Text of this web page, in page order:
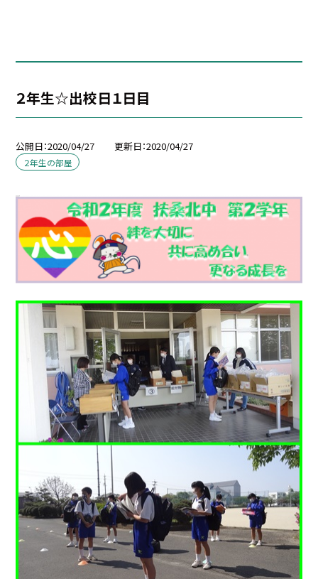
２年生☆出校日１日目
公開日 2020/04/27 更新日 2020/04/27
２年生の部屋